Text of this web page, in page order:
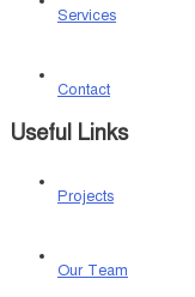
Services
Contact
Useful Links
Projects
Our Team